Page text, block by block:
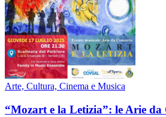
Arte, Cultura, Cinema e Musica
“Mozart e la Letizia”: le Arie